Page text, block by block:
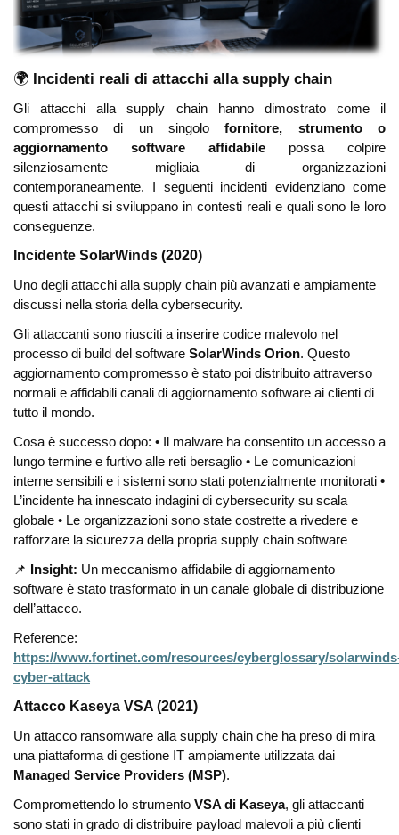
🌍 Incidenti reali di attacchi alla supply chain
Gli attacchi alla supply chain hanno dimostrato come il
compromesso di un singolofornitore, strumento o
aggiornamento software affidabile possa colpire
silenziosamente migliaia di organizzazioni
contemporaneamente. I seguenti incidenti evidenziano come
questi attacchi si sviluppano in contesti reali e quali sono le loro
conseguenze.
Incidente SolarWinds (2020)
Uno degli attacchi alla supply chain più avanzati e ampiamente
discussi nella storia della cybersecurity.
Gli attaccanti sono riusciti a inserire codice malevolo nel
processo di build del software SolarWinds Orion. Questo
aggiornamento compromesso è stato poi distribuito attraverso
normali e affidabili canali di aggiornamento software ai clienti di
tutto il mondo.
Cosa è successo dopo: • Il malware ha consentito un accesso a
lungo termine e furtivo alle reti bersaglio • Le comunicazioni
interne sensibili e i sistemi sono stati potenzialmente monitorati •
L’incidente ha innescato indagini di cybersecurity su scala
globale • Le organizzazioni sono state costrette a rivedere e
rafforzare la sicurezza della propria supply chain software
📌 Insight: Un meccanismo affidabile di aggiornamento
software è stato trasformato in un canale globale di distribuzione
dell’attacco.
Reference:
https://www.fortinet.com/resources/cyberglossary/
cyber-attack
Attacco Kaseya VSA (2021)
Un attacco ransomware alla supply chain che ha preso di mira
una piattaforma di gestione IT ampiamente utilizzata dai
Managed Service Providers (MSP).
Compromettendo lo strumento VSA di Kaseya, gli attaccanti
sono stati in grado di distribuire payload malevoli a più clienti